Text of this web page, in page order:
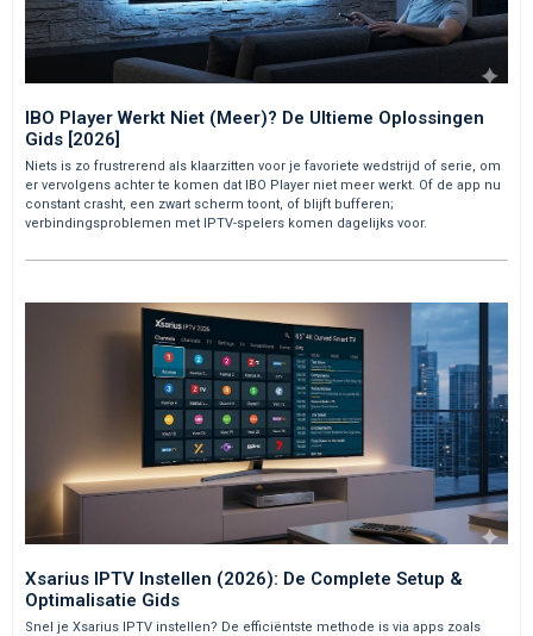
IBO Player Werkt Niet (Meer)? De Ultieme Oplossingen
Gids [2026]
Niets is zo frustrerend als klaarzitten voor je favoriete wedstrijd of serie, om
er vervolgens achter te komen dat IBO Player niet meer werkt. Of de app nu
constant crasht, een zwart scherm toont, of blijft bufferen;
verbindingsproblemen met IPTV-spelers komen dagelijks voor.
Xsarius IPTV Instellen (2026): De Complete Setup &
Optimalisatie Gids
Snel je Xsarius IPTV instellen? De efficiëntste methode is via apps zoals